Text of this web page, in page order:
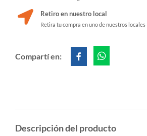
Retiro en nuestro local
Retira tu compra en uno de nuestros locales
Compartí en:
Descripción del producto